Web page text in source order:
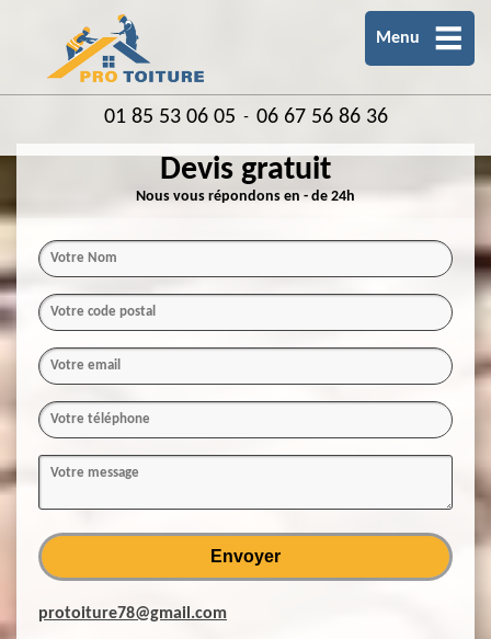
Menu
01 85 53 06 05 - 06 67 56 86 36
Devis gratuit
Nous vous répondons en - de 24h
protoiture78@gmail.com